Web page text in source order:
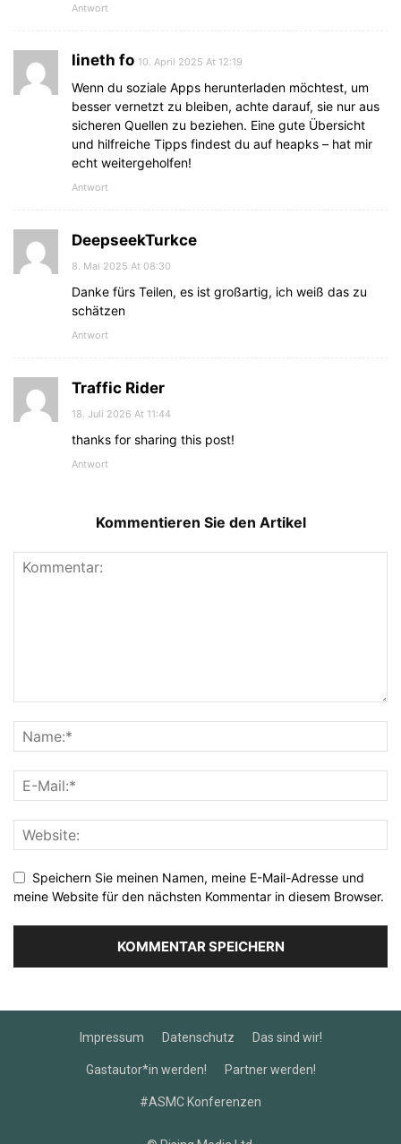
Antwort
lineth fo 10. April 2025 At 12:19
Wenn du soziale Apps herunterladen möchtest, um
besser vernetzt zu bleiben, achte darauf, sie nur aus
sicheren Quellen zu beziehen. Eine gute Übersicht
und hilfreiche Tipps findest du auf heapks – hat mir
echt weitergeholfen!
Antwort
DeepseekTurkce
8. Mai 2025 At 08:30
Danke fürs Teilen, es ist großartig, ich weiß das zu
schätzen
Antwort
Traffic Rider
18. Juli 2026 At 11:44
thanks for sharing this post!
Antwort
Kommentieren Sie den Artikel
Speichern Sie meinen Namen, meine E-Mail-Adresse und
meine Website für den nächsten Kommentar in diesem Browser.
Impressum Datenschutz Das sind wir!
Gastautor*in werden! Partner werden!
#ASMC Konferenzen